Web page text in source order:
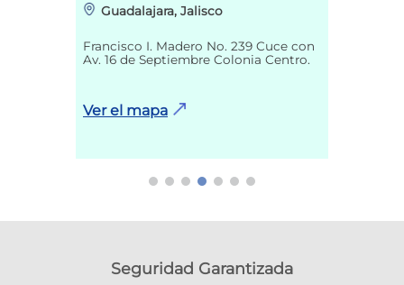
Guadalajara, Jalisco
Francisco I. Madero No. 239 Cuce con
Av. 16 de Septiembre Colonia Centro.
Ver el mapa
Seguridad Garantizada